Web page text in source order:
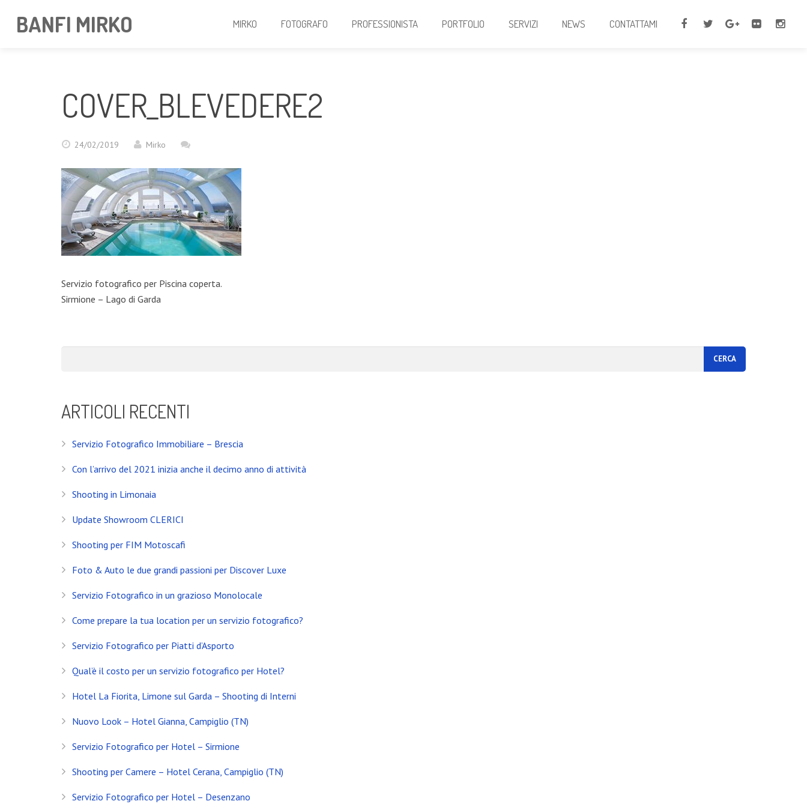
BANFI MIRKO MIRKO FOTOGRAFO PROFESSIONISTA PORTFOLIO SERVIZI NEWS CONTATTAMI
COVER_BLEVEDERE2
24/02/2019 Mirko
Servizio fotografico per Piscina coperta.
Sirmione – Lago di Garda
ARTICOLI RECENTI
Servizio Fotografico Immobiliare – Brescia
Con l’arrivo del 2021 inizia anche il decimo anno di attività
Shooting in Limonaia
Update Showroom CLERICI
Shooting per FIM Motoscafi
Foto & Auto le due grandi passioni per Discover Luxe
Servizio Fotografico in un grazioso Monolocale
Come prepare la tua location per un servizio fotografico?
Servizio Fotografico per Piatti d’Asporto
Qual’è il costo per un servizio fotografico per Hotel?
Hotel La Fiorita, Limone sul Garda – Shooting di Interni
Nuovo Look – Hotel Gianna, Campiglio (TN)
Servizio Fotografico per Hotel – Sirmione
Shooting per Camere – Hotel Cerana, Campiglio (TN)
Servizio Fotografico per Hotel – Desenzano
INSTAGRAM
NEWS